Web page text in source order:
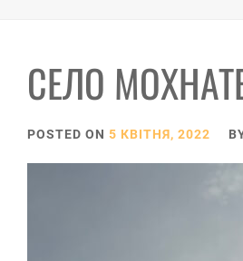
СЕЛО
POSTED ON 5 КВІТНЯ, 2022